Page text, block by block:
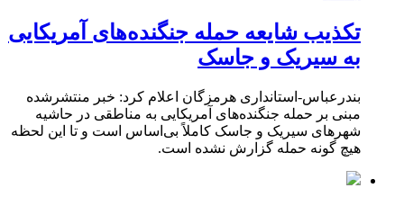
تکذیب شایعه حمله جنگنده‌های آمریکایی
به سیریک و جاسک
بندرعباس-استانداری هرمزگان اعلام کرد: خبر منتشرشده
مبنی بر حمله جنگنده‌های آمریکایی به مناطقی در حاشیه
شهرهای سیریک و جاسک کاملاً بی‌اساس است و تا این لحظه
هیچ گونه حمله گزارش نشده است.